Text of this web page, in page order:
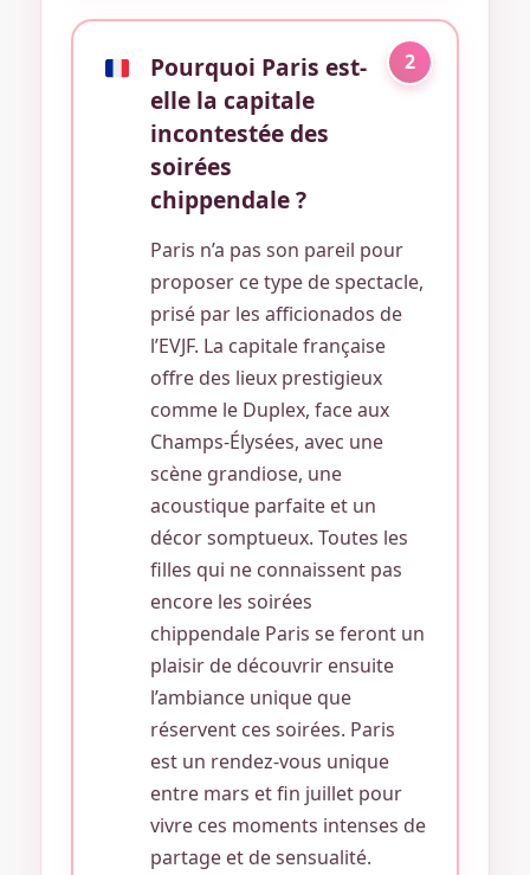
2
Pourquoi Paris est-
elle la capitale
incontestée des
soirées
chippendale ?
Paris n’a pas son pareil pour
proposer ce type de spectacle,
prisé par les afficionados de
l’EVJF. La capitale française
offre des lieux prestigieux
comme le Duplex, face aux
Champs-Élysées, avec une
scène grandiose, une
acoustique parfaite et un
décor somptueux. Toutes les
filles qui ne connaissent pas
encore les soirées
chippendale Paris se feront un
plaisir de découvrir ensuite
l’ambiance unique que
réservent ces soirées. Paris
est un rendez-vous unique
entre mars et fin juillet pour
vivre ces moments intenses de
partage et de sensualité.